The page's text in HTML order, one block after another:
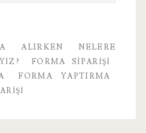
ALIRKEN NELERE
FORMA SIPARIŞI
FORMA YAPTIRMA